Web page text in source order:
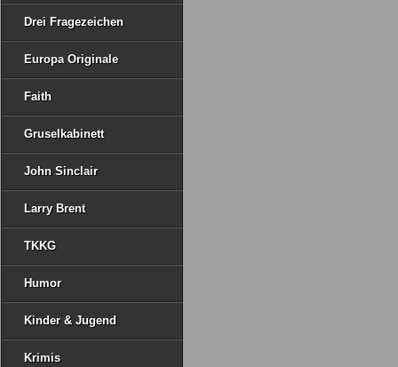
Drei Fragezeichen
Europa Originale
Faith
Gruselkabinett
John Sinclair
Larry Brent
TKKG
Humor
Kinder & Jugend
Krimis